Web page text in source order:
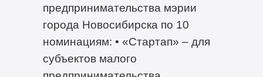
предпринимательства мэрии
города Новосибирска по 10
номинациям: • «Стартап» – для
субъектов малого